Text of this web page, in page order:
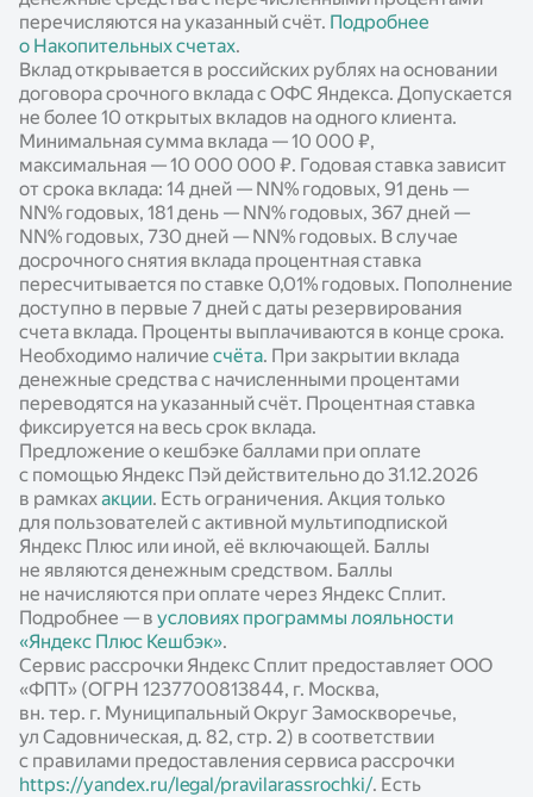
перечисляются на указанный счёт. Подробнее
о Накопительных счетах.
Вклад открывается в российских рублях на основании
договора срочного вклада с ОФС Яндекса. Допускается
не более 10 открытых вкладов на одного клиента.
Минимальная сумма вклада — 10 000 ₽,
максимальная — 10 000 000 ₽. Годовая ставка зависит
от срока вклада: 14 дней — NN% годовых, 91 день —
NN% годовых, 181 день — NN% годовых, 367 дней —
NN% годовых, 730 дней — NN% годовых. В случае
досрочного снятия вклада процентная ставка
пересчитывается по ставке 0,01% годовых. Пополнение
доступно в первые 7 дней с даты резервирования
счета вклада. Проценты выплачиваются в конце срока.
Необходимо наличие счёта. При закрытии вклада
денежные средства с начисленными процентами
переводятся на указанный счёт. Процентная ставка
фиксируется на весь срок вклада.
Предложение о кешбэке баллами при оплате
с помощью Яндекс Пэй действительно до 31.12.2026
в рамках акции. Есть ограничения. Акция только
для пользователей с активной мультиподпиской
Яндекс Плюс или иной, её включающей. Баллы
не являются денежным средством. Баллы
не начисляются при оплате через Яндекс Сплит.
Подробнее — в условиях программы лояльности
«Яндекс Плюс Кешбэк».
Сервис рассрочки Яндекс Сплит предоставляет ООО
«ФПТ» (ОГРН 1237700813844, г. Москва,
вн. тер. г. Муниципальный Округ Замоскворечье,
ул Садовническая, д. 82, стр. 2) в соответствии
с правилами предоставления сервиса рассрочки
https://yandex.ru/legal/pravilarassrochki/. Есть